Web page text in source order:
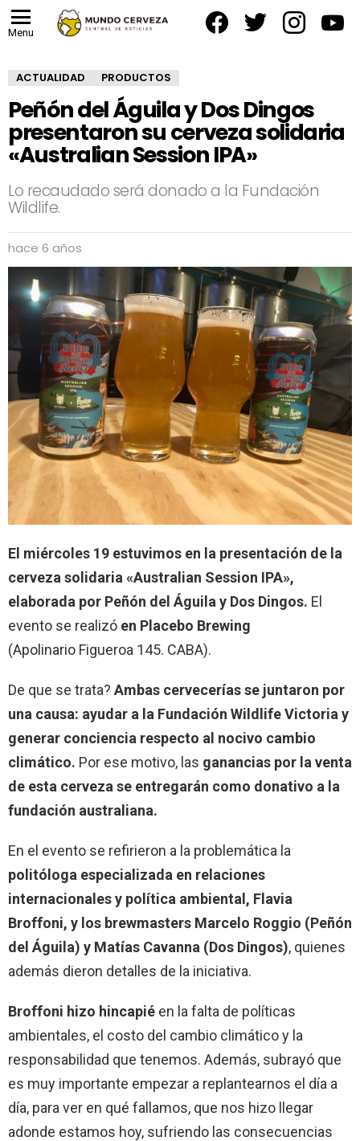
Menu
ACTUALIDAD PRODUCTOS
Peñón del Águila y Dos Dingos
presentaron su cerveza solidaria
«Australian Session IPA»
Lo recaudado será donado a la Fundación
Wildlife.
hace 6 años
El miércoles 19 estuvimos en la presentación de la
cerveza solidaria «Australian Session IPA»,
elaborada por Peñón del Águila y Dos Dingos. El
evento se realizó en Placebo Brewing
(Apolinario Figueroa 145. CABA).
De que se trata? Ambas cervecerías se juntaron por
una causa: ayudar a la Fundación Wildlife Victoria y
generar conciencia respecto al nocivo cambio
climático. Por ese motivo, las ganancias por la venta
de esta cerveza se entregarán como donativo a la
fundación australiana.
En el evento se refirieron a la problemática la
politóloga especializada en relaciones
internacionales y política ambiental, Flavia
Broffoni, y los brewmasters Marcelo Roggio (Peñón
del Águila) y Matías Cavanna (Dos Dingos), quienes
además dieron detalles de la iniciativa.
Broffoni hizo hincapié en la falta de políticas
ambientales, el costo del cambio climático y la
responsabilidad que tenemos. Además, subrayó que
es muy importante empezar a replantearnos el día a
día, para ver en qué fallamos, que nos hizo llegar
adonde estamos hoy, sufriendo las consecuencias